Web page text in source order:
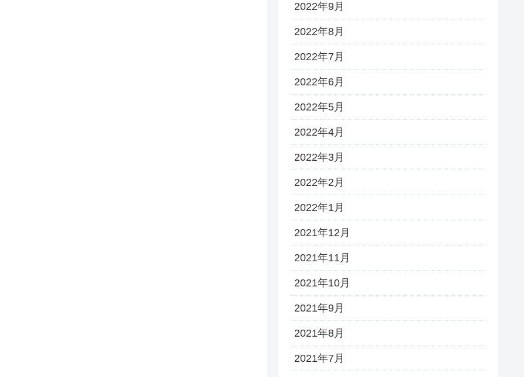
2022年9月
2022年8月
2022年7月
2022年6月
2022年5月
2022年4月
2022年3月
2022年2月
2022年1月
2021年12月
2021年11月
2021年10月
2021年9月
2021年8月
2021年7月